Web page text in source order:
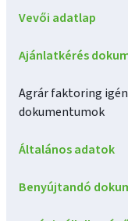
Vevői adatlap
Ajánlatkérés
Agrár faktoring
dokumentumok
Általános adatok
Benyújtandó